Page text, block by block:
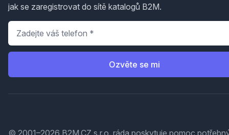
jak se zaregistrovat do sítě katalogů B2M.
Telefon
Ozvěte se mi
© 2001–2026 B2M.CZ s.r.o. ráda poskytuje pomoc